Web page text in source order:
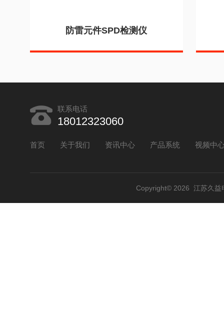
防雷元件SPD检测仪
联系电话
18012323060
首页 关于我们 资讯中心 产品系统 视频中
Copyright© 2026 江苏久